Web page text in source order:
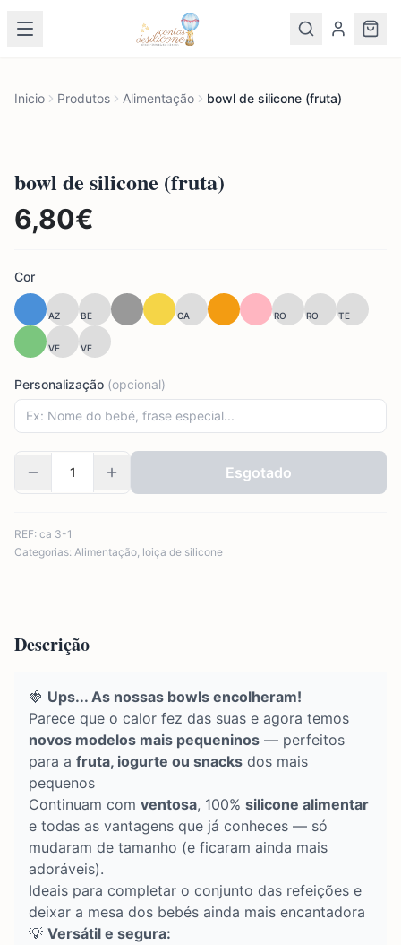
Inicio Produtos Alimentação bowl de silicone (fruta)
bowl de silicone (fruta)
6,80€
Cor
AZ BE CA RO RO TE
VE VE
Personalização (opcional)
Esgotado
REF: ca 3-1
Categorias: Alimentação, loiça de silicone
Descrição
🍓 Ups... As nossas bowls encolheram!
Parece que o calor fez das suas e agora temos
novos modelos mais pequeninos — perfeitos
para a fruta, iogurte ou snacks dos mais
pequenos
Continuam com ventosa, 100% silicone alimentar
e todas as vantagens que já conheces — só
mudaram de tamanho (e ficaram ainda mais
adoráveis).
Ideais para completar o conjunto das refeições e
deixar a mesa dos bebés ainda mais encantadora
💡 Versátil e segura: